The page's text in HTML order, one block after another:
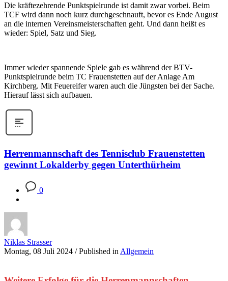
Die kräftezehrende Punktspielrunde ist damit zwar vorbei. Beim
TCF wird dann noch kurz durchgeschnauft, bevor es Ende August
an die internen Vereinsmeisterschaften geht. Und dann heißt es
wieder: Spiel, Satz und Sieg.
Immer wieder spannende Spiele gab es während der BTV-
Punktspielrunde beim TC Frauenstetten auf der Anlage Am
Kirchberg. Mit Feuereifer waren auch die Jüngsten bei der Sache.
Hierauf lässt sich aufbauen.
Herrenmannschaft des Tennisclub Frauenstetten
gewinnt Lokalderby gegen Unterthürheim
0
Niklas Strasser
Montag, 08 Juli 2024 / Published in Allgemein